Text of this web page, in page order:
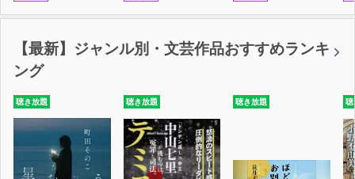
【最新】ジャンル別・文芸作品おすすめランキ
ング
聴き放題 聴き放題 聴き放題 聴